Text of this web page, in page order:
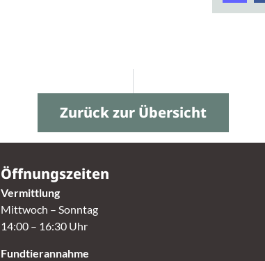
Zurück zur Übersicht
Öffnungszeiten
Vermittlung
Mittwoch – Sonntag
14:00 – 16:30 Uhr
Fundtierannahme